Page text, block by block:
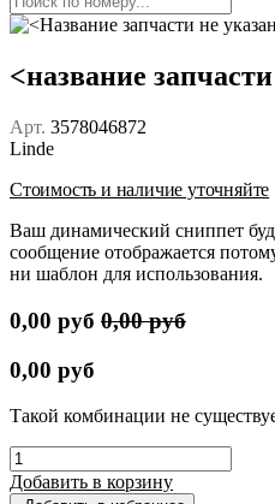
<название
Арт. 3578046872
Linde
Стоимость и наличие уточняйте
Ваш динамический сниппет
сообщение отображается
ни шаблон для использования.
0,00 руб 0,00руб
0,00 руб
Такой комбинации не
Добавить в корзину